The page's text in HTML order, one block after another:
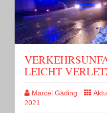
LEICHT
Marcel Gäding
2021